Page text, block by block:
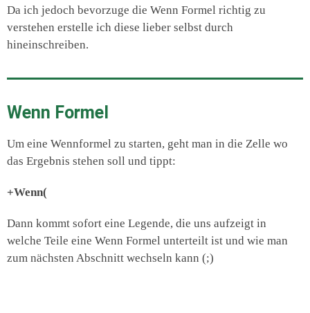
Da ich jedoch bevorzuge die Wenn Formel richtig zu
verstehen erstelle ich diese lieber selbst durch
hineinschreiben.
Wenn Formel
Um eine Wennformel zu starten, geht man in die Zelle wo
das Ergebnis stehen soll und tippt:
+Wenn(
Dann kommt sofort eine Legende, die uns aufzeigt in
welche Teile eine Wenn Formel unterteilt ist und wie man
zum nächsten Abschnitt wechseln kann (;)